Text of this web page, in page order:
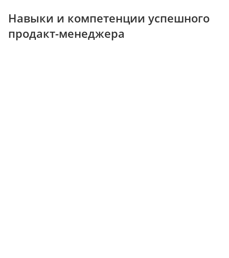
Навыки и компетенции успешного
продакт-менеджера